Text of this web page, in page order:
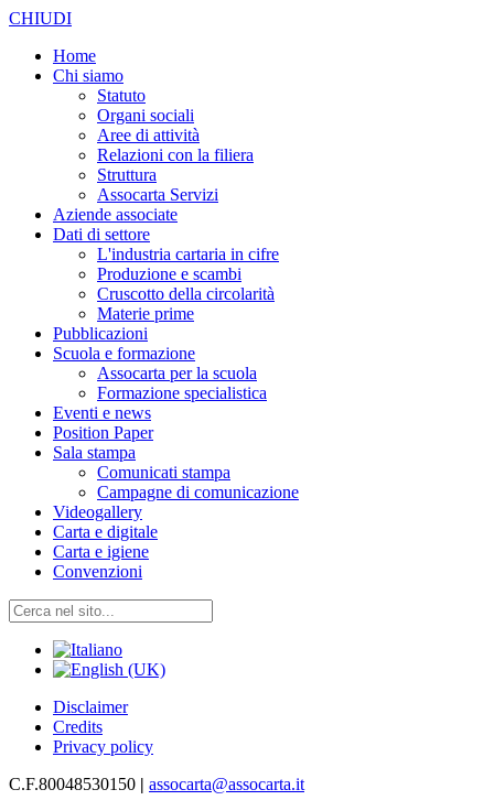
CHIUDI
Home
Chi siamo
Statuto
Organi sociali
Aree di attività
Relazioni con la filiera
Struttura
Assocarta Servizi
Aziende associate
Dati di settore
L'industria cartaria in cifre
Produzione e scambi
Cruscotto della circolarità
Materie prime
Pubblicazioni
Scuola e formazione
Assocarta per la scuola
Formazione specialistica
Eventi e news
Position Paper
Sala stampa
Comunicati stampa
Campagne di comunicazione
Videogallery
Carta e digitale
Carta e igiene
Convenzioni
Disclaimer
Credits
Privacy policy
C.F.80048530150 | assocarta@assocarta.it